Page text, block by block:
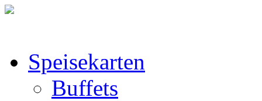
Speisekarten
Buffets